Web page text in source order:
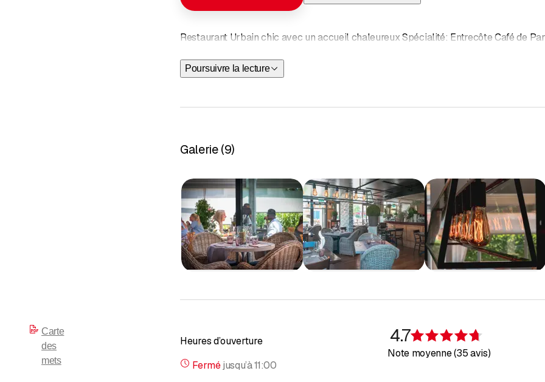
Restaurant Urbain chic avec un accueil chaleureux Spécialité: Entrecôte Café de
Poursuivre la lecture
Galerie (9)
Carte
des
mets
Heures d’ouverture
Fermé jusqu’à11:00
4.7
Note moyenne (35 avis)